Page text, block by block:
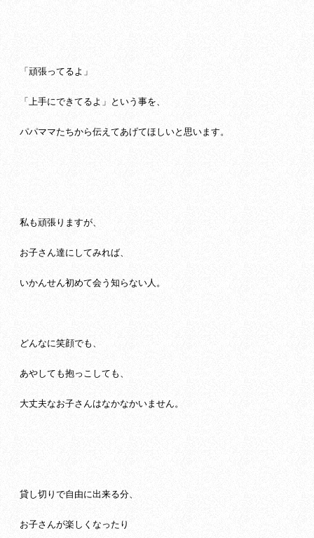
「頑張ってるよ」
「上手にできてるよ」という事を、
パパママたちから伝えてあげてほしいと思います。
私も頑張りますが、
お子さん達にしてみれば、
いかんせん初めて会う知らない人。
どんなに笑顔でも、
あやしても抱っこしても、
大丈夫なお子さんはなかなかいません。
貸し切りで自由に出来る分、
お子さんが楽しくなったり